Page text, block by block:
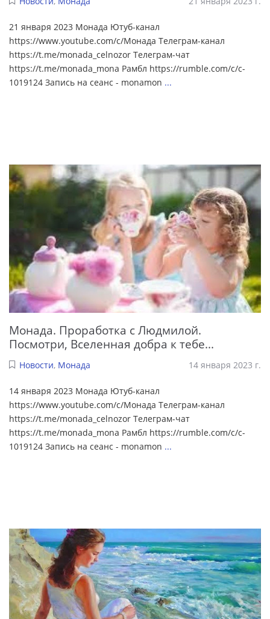
21 января 2023 Монада Ютуб-канал
https://www.youtube.com/c/Монада Телеграм-канал
https://t.me/monada_celnozor Телеграм-чат
https://t.me/monada_mona Рамбл https://rumble.com/c/c-
1019124 Запись на сеанс - monamon ...
Монада. Проработка с Людмилой.
Посмотри, Вселенная добра к тебе...
Новости, Монада 14 января 2023 г.
14 января 2023 Монада Ютуб-канал
https://www.youtube.com/c/Монада Телеграм-канал
https://t.me/monada_celnozor Телеграм-чат
https://t.me/monada_mona Рамбл https://rumble.com/c/c-
1019124 Запись на сеанс - monamon ...